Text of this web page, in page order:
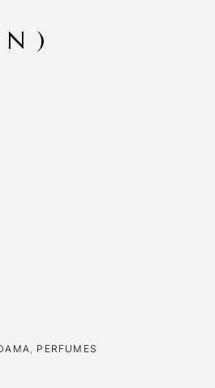
, PERFUMES